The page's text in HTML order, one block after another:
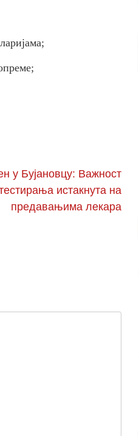
у Бујановцу: Важност
истакнута на
предавањима лекара